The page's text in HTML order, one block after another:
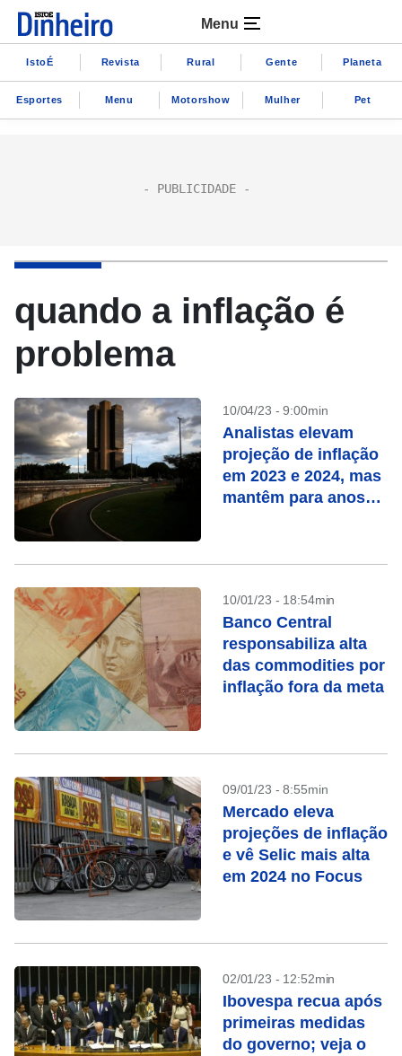
Menu
IstoÉ Revista Rural Gente Planeta
Esportes Menu Motorshow Mulher Pet
quando a inflação é
problema
10/04/23 - 9:00min
Analistas elevam
projeção de inflação
em 2023 e 2024, mas
mantêm para anos
10/01/23 - 18:54min
Banco Central
responsabiliza alta
das commodities por
inflação fora da meta
09/01/23 - 8:55min
Mercado eleva
projeções de inflação
e vê Selic mais alta
em 2024 no Focus
02/01/23 - 12:52min
Ibovespa recua após
primeiras medidas
do governo; veja o